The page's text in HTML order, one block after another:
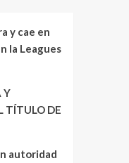
y cae en
la Leagues
Y
TÍTULO DE
autoridad